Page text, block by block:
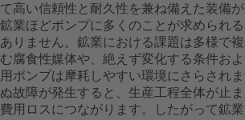
て高い信頼性と耐久性を兼ね備えた装備が
鉱業ほどポンプに多くのことが求められ
ありません。鉱業における課題は多様で
む腐食性媒体や、絶えず変化する条件お
用ポンプは摩耗しやすい環境にさらされ
ぬ故障が発生すると、生産工程全体が止
費用ロスにつながります。したがって鉱